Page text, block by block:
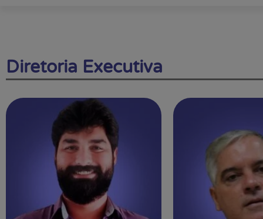
Diretoria Executiva